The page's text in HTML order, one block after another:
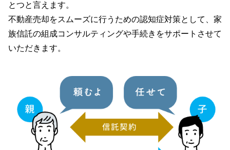
とつと言えます。
不動産売却をスムーズに行うための認知症対策として、 家
族信託の組成コンサルティングや手続きをサポートさせて
いただきます。